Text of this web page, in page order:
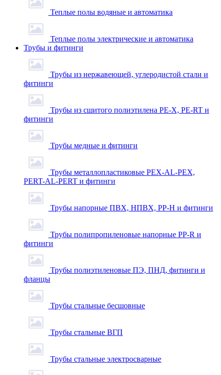
Теплые полы водяные и автоматика
Теплые полы электрические и автоматика
Трубы и фитинги
Трубы из нержавеющей, углеродистой стали и
фитинги
Трубы из сшитого полиэтилена PE-X, PE-RT и
фитинги
Трубы медные и фитинги
Трубы металлопластиковые PEX-AL-PEX,
PERT-AL-PERT и фитинги
Трубы напорные ПВХ, НПВХ, PP-H и фитинги
Трубы полипропиленовые напорные PP-R и
фитинги
Трубы полиэтиленовые ПЭ, ПНД, фитинги и
фланцы
Трубы стальные бесшовные
Трубы стальные ВГП
Трубы стальные электросварные